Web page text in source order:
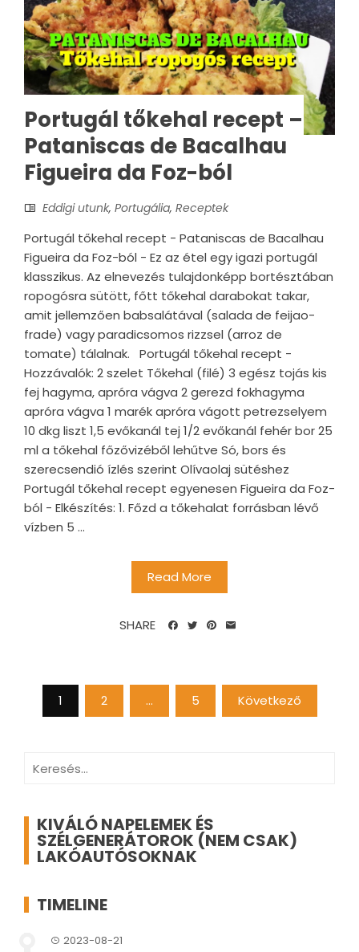
Portugál tőkehal recept –
Pataniscas de Bacalhau
Figueira da Foz-ból
Eddigi utunk, Portugália, Receptek
Portugál tőkehal recept - Pataniscas de Bacalhau
Figueira da Foz-ból - Ez az étel egy igazi portugál
klasszikus. Az elnevezés tulajdonképp bortésztában
ropogósra sütött, főtt tőkehal darabokat takar,
amit jellemzően babsalátával (salada de feijao-
frade) vagy paradicsomos rizzsel (arroz de
tomate) tálalnak. Portugál tőkehal recept -
Hozzávalók: 2 szelet Tőkehal (filé) 3 egész tojás kis
fej hagyma, apróra vágva 2 gerezd fokhagyma
apróra vágva 1 marék apróra vágott petrezselyem
10 dkg liszt 1,5 evőkanál tej 1/2 evőkanál fehér bor 25
ml a tőkehal főzővizéből lehűtve Só, bors és
szerecsendió ízlés szerint Olívaolaj sütéshez
Portugál tőkehal recept egyenesen Figueira da Foz-
ból - Elkészítés: 1. Főzd a tőkehalat forrásban lévő
vízben 5 ...
Read More
SHARE
Bejegyzések
lapozása
1 2 … 5 Következő
Keresés:
KIVÁLÓ NAPELEMEK ÉS
SZÉLGENERÁTOROK (NEM CSAK)
LAKÓAUTÓSOKNAK
TIMELINE
2023-08-21